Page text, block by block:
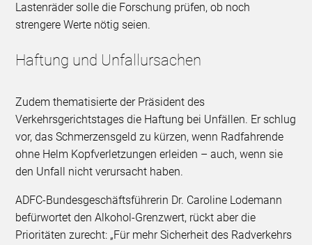
Lastenräder solle die Forschung prüfen, ob noch
strengere Werte nötig seien.
Haftung und Unfallursachen
Zudem thematisierte der Präsident des
Verkehrsgerichtstages die Haftung bei Unfällen. Er schlug
vor, das Schmerzensgeld zu kürzen, wenn Radfahrende
ohne Helm Kopfverletzungen erleiden – auch, wenn sie
den Unfall nicht verursacht haben.
ADFC-Bundesgeschäftsführerin Dr. Caroline Lodemann
befürwortet den Alkohol-Grenzwert, rückt aber die
Prioritäten zurecht: „Für mehr Sicherheit des Radverkehrs